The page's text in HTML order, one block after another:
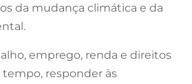
da mudança climática e da
emprego, renda e direitos
responder às